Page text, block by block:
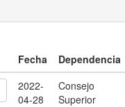
Fecha Dependencia
2022-
04-28
Consejo
Superior